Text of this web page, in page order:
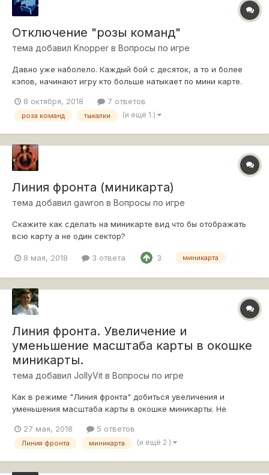
Отключение "розы команд"
тема добавил Knopper в Вопросы по игре
Давно уже наболело. Каждый бой с десяток, а то и более
кэпов, начинают игру кто больше натыкает по мини карте.
половины игроков не замечают этих "внимание квадрат B1"
Возможно разработчики сделают функцию отключения "розы
8 октября, 2018 7 ответов
роза команд тыкалки (и ещё 1 )
Линия фронта (миникарта)
тема добавил gawron в Вопросы по игре
Скажите как сделать на миникарте вид что бы отображать
всю карту а не один сектор?
8 мая, 2018 3 ответа 3 миникарта
Линия фронта. Увеличение и
уменьшение масштаба карты в окошке
миникарты.
тема добавил JollyVit в Вопросы по игре
Как в режиме "Линия фронта" добиться увеличения и
уменьшения масштаба карты в окошке миникарты. Не
местности, отображаемой внутри миникарты?
27 мая, 2018 5 ответов
Линия фронта миникарта (и ещё 2 )